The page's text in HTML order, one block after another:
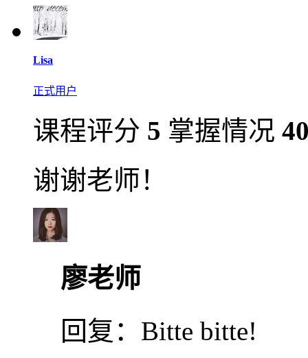
Lisa
正式用户
课程评分 5 掌握情况
谢谢老师！
廖老师
回复： Bitte bitte!